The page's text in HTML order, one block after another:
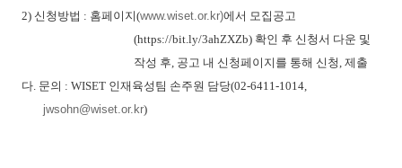
2) 신청방법 : 홈페이지(www.wiset.or.kr)에서 모집공고
(https://bit.ly/3ahZXZb) 확인 후 신청서 다운 및
작성 후, 공고 내 신청페이지를 통해 신청, 제출
다. 문의 : WISET 인재육성팀 손주원 담당(02-6411-1014,
jwsohn@wiset.or.kr)